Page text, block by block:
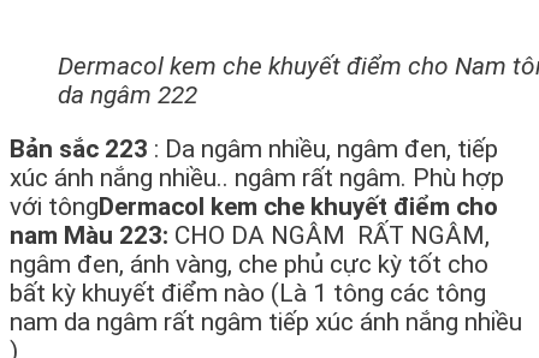
Dermacol kem che khuyết điểm cho Nam
da ngâm 222
Bản sắc 223 : Da ngâm nhiều, ngâm đen, tiếp
xúc ánh nắng nhiều.. ngâm rất ngâm. Phù hợp
với tôngDermacol kem che khuyết điểm cho
nam Màu 223: CHO DA NGÂM RẤT NGÂM,
ngâm đen, ánh vàng, che phủ cực kỳ tốt cho
bất kỳ khuyết điểm nào (Là 1 tông các tông
nam da ngâm rất ngâm tiếp xúc ánh nắng nhiều
)